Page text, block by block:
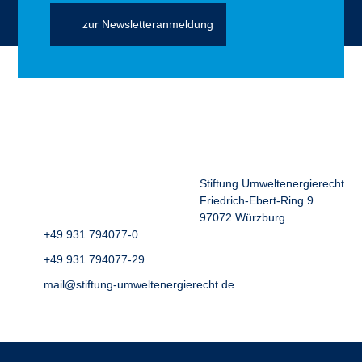
zur Newsletteranmeldung
Stiftung Umweltenergierecht
Friedrich-Ebert-Ring 9
97072 Würzburg
+49 931 794077-0
+49 931 794077-29
mail@stiftung-umweltenergierecht.de